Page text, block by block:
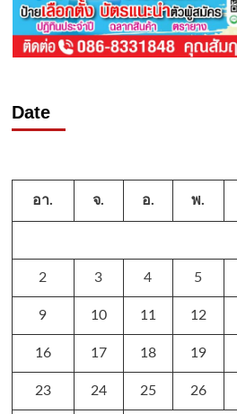
Date
อา. จ. อ. พ.
2 3 4 5
9 10 11 12
16 17 18 19
23 24 25 26